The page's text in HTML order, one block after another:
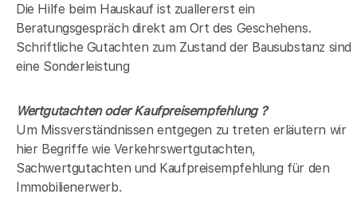
Die Hilfe beim Hauskauf ist zuallererst ein
Beratungsgespräch direkt am Ort des Geschehens.
Schriftliche Gutachten zum Zustand der Bausubstanz sind
eine Sonderleistung
Wertgutachten oder Kaufpreisempfehlung ?
Um Missverständnissen entgegen zu treten erläutern wir
hier Begriffe wie Verkehrswertgutachten,
Sachwertgutachten und Kaufpreisempfehlung für den
Immobilienerwerb.